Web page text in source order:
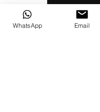
WhatsApp Email